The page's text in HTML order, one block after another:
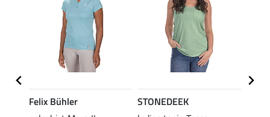
Felix Bühler
STONEDEEK